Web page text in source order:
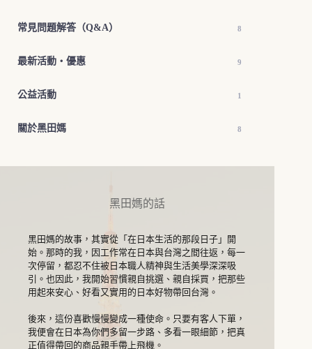
常見問題解答（Q&A） 8
最新活動・優惠 9
公益活動 1
關於黑田媽 8
黑田媽的話
黑田媽的故事，其實從「在日本生活的那段日子」開
始。那時的我，因工作常在日本與台灣之間往返，每一
次停留，都忍不住被日本職人精神與生活美學深深吸
引。也因此，我開始習慣親自挑選、親自採買，把那些
用起來安心、好看又實用的日本好物帶回台灣。
後來，這份喜歡慢慢變成一種使命。只要有客人下單，
我便會在日本為你們多留一步路、多看一眼細節，把真
正值得帶回的商品親手帶上飛機。